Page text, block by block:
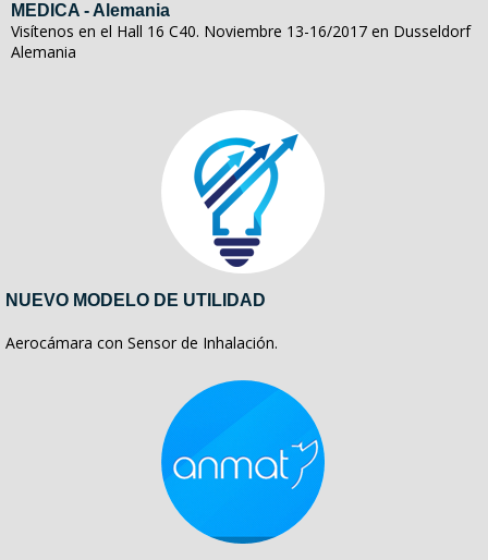
MEDICA - Alemania
Visítenos en el Hall 16 C40. Noviembre 13-16/2017 en Dusseldorf
Alemania
NUEVO MODELO DE UTILIDAD
Aerocámara con Sensor de Inhalación.